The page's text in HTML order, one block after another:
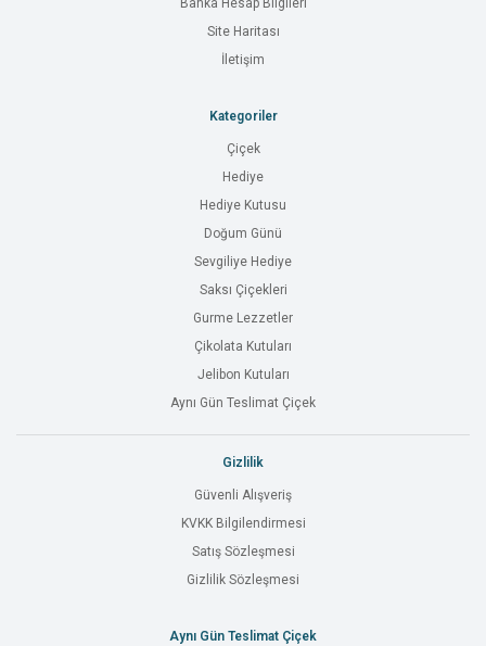
Banka Hesap Bilgileri
Site Haritası
İletişim
Kategoriler
Çiçek
Hediye
Hediye Kutusu
Doğum Günü
Sevgiliye Hediye
Saksı Çiçekleri
Gurme Lezzetler
Çikolata Kutuları
Jelibon Kutuları
Aynı Gün Teslimat Çiçek
Gizlilik
Güvenli Alışveriş
KVKK Bilgilendirmesi
Satış Sözleşmesi
Gizlilik Sözleşmesi
Aynı Gün Teslimat Çiçek